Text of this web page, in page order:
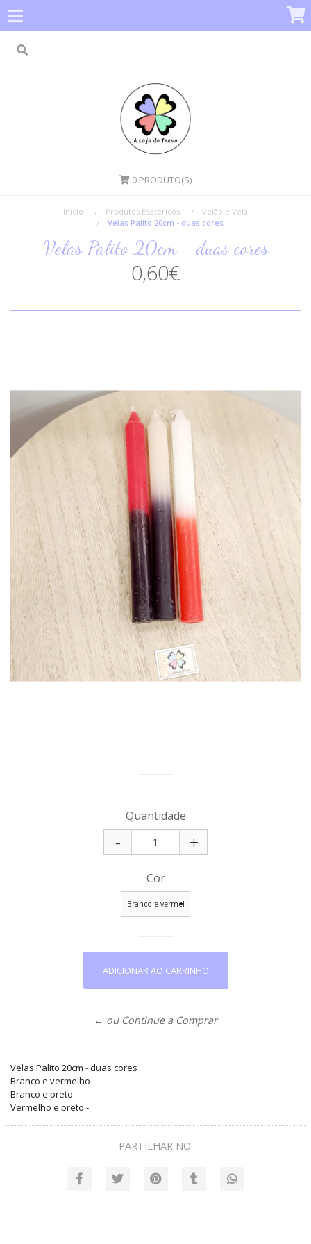
0 PRODUTO(S)
Início Produtos Esotéricos
Velão e Vela
Velas Palito 20cm - duas cores
Velas Palito 20cm - duas cores
0,60€
Quantidade
+
-
Cor
← ou Continue a Comprar
Velas Palito 20cm - duas cores
Branco e vermelho -
Branco e preto -
Vermelho e preto -
PARTILHAR NO: